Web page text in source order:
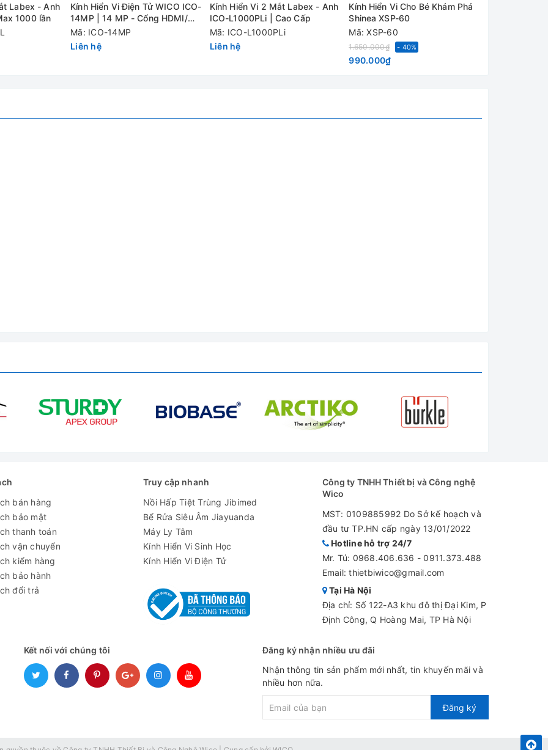
gồm cả phần mềm đo PC
/ 1080P Full HD (qua HDMI); 1080P (qua USB)
Độ phóng đại tiêu chuẩn 150X
14M 4320x3240,12M 4032x3024, Tối thiểu 640x480
60 @ fps ； 720P 120 @ fps ； Max 240f / s (VGA）
Labex - Anh
1000 lần
Kính Hiển Vi Điện Tử WICO ICO-
14MP | 14 MP - Cổng HDMI/
USB
Mã: ICO-14MP
Liên hệ
Kính Hiển Vi 2 Mắt Labex - Anh
ICO-L1000PLi | Cao Cấp
Mã: ICO-L1000PLi
Liên hệ
Kính Hiển Vi Cho Bé Khám Phá
Shinea XSP-60
Mã: XSP-60
1.650.000₫ - 40%
990.000₫
bán hàng
bảo mật
thanh toán
vận chuyển
kiểm hàng
bảo hành
đổi trả
Truy cập nhanh
Nồi Hấp Tiệt Trùng Jibimed
Bể Rửa Siêu Âm Jiayuanda
Máy Ly Tâm
Kính Hiển Vi Sinh Học
Kính Hiển Vi Điện Tử
Công ty TNHH Thiết bị và Công nghệ
Wico
MST: 0109885992 Do Sở kế hoạch và
đầu tư TP.HN cấp ngày 13/01/2022
Hotline hỗ trợ 24/7
Mr. Tú: 0968.406.636 -0911.373.488
Email: thietbiwico@gmail.com
Tại Hà Nội
Địa chỉ: Số 122-A3 khu đô thị Đại Kim, P
Định Công, Q Hoàng Mai, TP Hà Nội
Kết nối với chúng tôi
Đăng ký nhận nhiều ưu đãi
Nhận thông tin sản phẩm mới nhất, tin khuyến mãi và
nhiều hơn nữa.
Đăng ký